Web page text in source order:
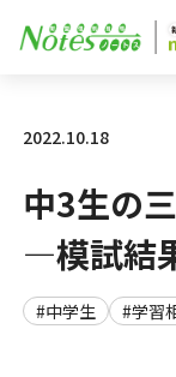
2022.10.18
中3生の
―模試結
#中学生 #学習